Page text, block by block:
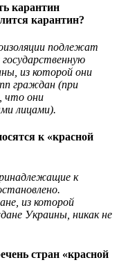
карантин
карантин?
подлежат
из которой они
граждан (при
что они
лицами).
к «красной
к
из которой
Украины, никакне
стран «красной